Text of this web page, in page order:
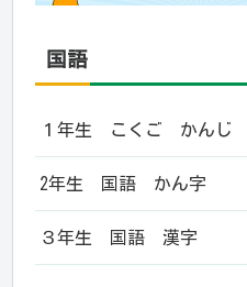
国語
１年生 こくご かんじ
2年生 国語 かん字
３年生 国語 漢字